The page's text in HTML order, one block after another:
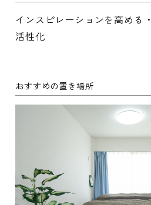
インスピレーションを高める
活性化
おすすめの置き場所